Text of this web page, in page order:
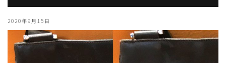
2020年9月15日